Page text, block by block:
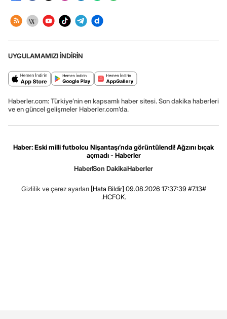
UYGULAMAMIZI İNDİRİN
Haberler.com: Türkiye’nin en kapsamlı haber sitesi. Son dakika haberleri
ve en güncel gelişmeler Haberler.com’da.
Haber: Eski milli futbolcu Nişantaşı’nda görüntülendi! Ağzını bıçak
açmadı - Haberler
HaberSon DakikaHaberler
Gizlilik ve çerez ayarları [Hata Bildir] 09.08.2026 17:37:39 #7.13#
.HCFOK.